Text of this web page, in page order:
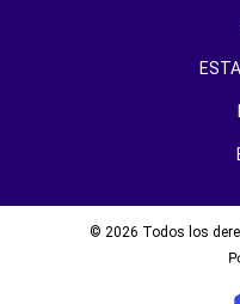
© 2026 Todos los